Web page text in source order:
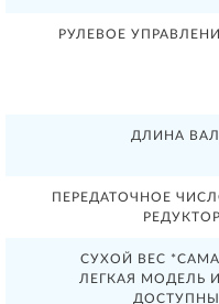
РУЛЕВОЕ
ДЛИНА
ПЕРЕДАТОЧНОЕ
СУХОЙ ВЕС
ЛЕГКАЯ МОДЕЛЬ